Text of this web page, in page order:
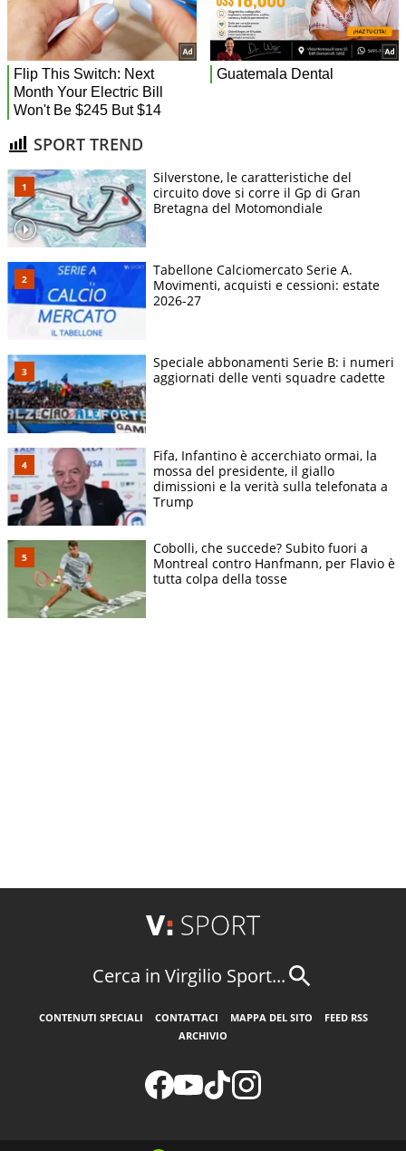
SPORT TREND
Silverstone, le caratteristiche del
circuito dove si corre il Gp di Gran
Bretagna del Motomondiale
Tabellone Calciomercato Serie A.
Movimenti, acquisti e cessioni: estate
2026-27
Speciale abbonamenti Serie B: i numeri
aggiornati delle venti squadre cadette
Fifa, Infantino è accerchiato ormai, la
mossa del presidente, il giallo
dimissioni e la verità sulla telefonata a
Trump
Cobolli, che succede? Subito fuori a
Montreal contro Hanfmann, per Flavio è
tutta colpa della tosse
Cerca in Virgilio Sport...
CONTENUTI SPECIALI CONTATTACI MAPPA DEL SITO
FEED RSS
ARCHIVIO